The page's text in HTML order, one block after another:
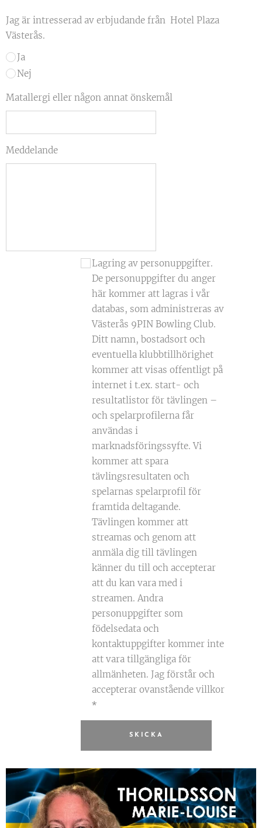
Jag är intresserad av erbjudande från Hotel Plaza
Västerås.
Ja
Nej
Matallergi eller någon annat önskemål
Meddelande
Lagring av personuppgifter.
De personuppgifter du anger
här kommer att lagras i vår
databas, som administreras av
Västerås 9PIN Bowling Club.
Ditt namn, bostadsort och
eventuella klubbtillhörighet
kommer att visas offentligt på
internet i t.ex. start- och
resultatlistor för tävlingen –
och spelarprofilerna får
användas i
marknadsföringssyfte. Vi
kommer att spara
tävlingsresultaten och
spelarnas spelarprofil för
framtida deltagande.
Tävlingen kommer att
streamas och genom att
anmäla dig till tävlingen
känner du till och accepterar
att du kan vara med i
streamen. Andra
personuppgifter som
födelsedata och
kontaktuppgifter kommer inte
att vara tillgängliga för
allmänheten. Jag förstår och
accepterar ovanstående villkor
SKICKA